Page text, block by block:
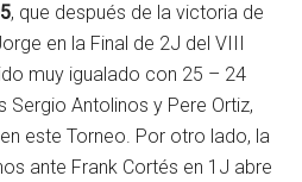
, que después de la victoria de
en la Final de 2J del VIII
muy igualado con 25 – 24
Sergio Antolinos y Pere Ortiz,
este Torneo. Por otro lado, la
ante Frank Cortés en 1J abre